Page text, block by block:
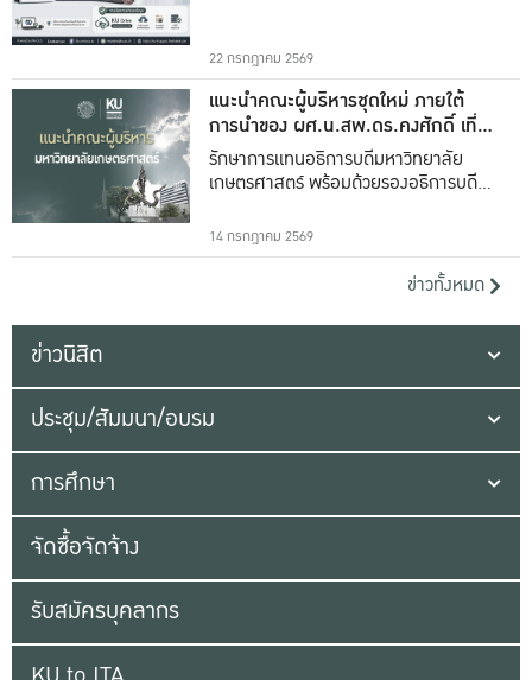
22 กรกฎาคม 2569
แนะนำคณะผู้บริหารชุดใหม่ ภายใต้
การนำของ ผศ.น.สพ.ดร.คงศักดิ์ เที่ยง
ธรรม
รักษาการแทนอธิการบดีมหาวิทยาลัย
เกษตรศาสตร์ พร้อมด้วยรองอธิการบดีทั้ง
14 กรกฎาคม 2569
ข่าวทั้งหมด
ข่าวนิสิต
ประชุม/สัมมนา/อบรม
การศึกษา
จัดซื้อจัดจ้าง
รับสมัครบุคลากร